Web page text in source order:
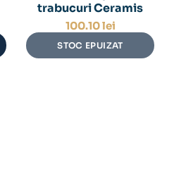
trabucuri Ceramis
100.10lei
STOC EPUIZAT